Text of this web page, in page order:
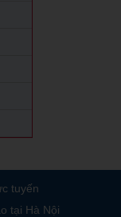
tuyến
tại Hà Nội